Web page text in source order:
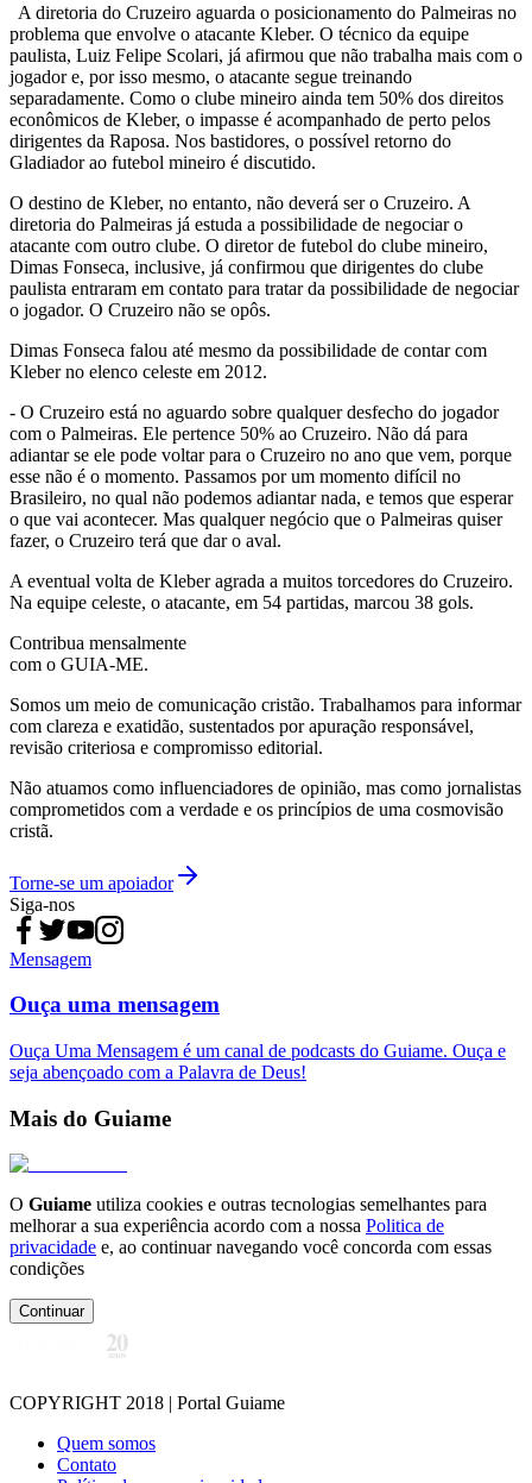
A diretoria do Cruzeiro aguarda o posicionamento do Palmeiras no
problema que envolve o atacante Kleber. O técnico da equipe
paulista, Luiz Felipe Scolari, já afirmou que não trabalha mais com o
jogador e, por isso mesmo, o atacante segue treinando
separadamente. Como o clube mineiro ainda tem 50% dos direitos
econômicos de Kleber, o impasse é acompanhado de perto pelos
dirigentes da Raposa. Nos bastidores, o possível retorno do
Gladiador ao futebol mineiro é discutido.
O destino de Kleber, no entanto, não deverá ser o Cruzeiro. A
diretoria do Palmeiras já estuda a possibilidade de negociar o
atacante com outro clube. O diretor de futebol do clube mineiro,
Dimas Fonseca, inclusive, já confirmou que dirigentes do clube
paulista entraram em contato para tratar da possibilidade de negociar
o jogador. O Cruzeiro não se opôs.
Dimas Fonseca falou até mesmo da possibilidade de contar com
Kleber no elenco celeste em 2012.
- O Cruzeiro está no aguardo sobre qualquer desfecho do jogador
com o Palmeiras. Ele pertence 50% ao Cruzeiro. Não dá para
adiantar se ele pode voltar para o Cruzeiro no ano que vem, porque
esse não é o momento. Passamos por um momento difícil no
Brasileiro, no qual não podemos adiantar nada, e temos que esperar
o que vai acontecer. Mas qualquer negócio que o Palmeiras quiser
fazer, o Cruzeiro terá que dar o aval.
A eventual volta de Kleber agrada a muitos torcedores do Cruzeiro.
Na equipe celeste, o atacante, em 54 partidas, marcou 38 gols.
Contribua mensalmente
com o GUIA-ME.
Somos um meio de comunicação cristão. Trabalhamos para informar
com clareza e exatidão, sustentados por apuração responsável,
revisão criteriosa e compromisso editorial.
Não atuamos como influenciadores de opinião, mas como jornalistas
comprometidos com a verdade e os princípios de uma cosmovisão
cristã.
Torne-se um apoiador
Siga-nos
Mensagem
Ouça uma mensagem
Ouça Uma Mensagem é um canal de podcasts do Guiame. Ouça e
seja abençoado com a Palavra de Deus!
Mais do Guiame
O Guiame utiliza cookies e outras tecnologias semelhantes para
melhorar a sua experiência acordo com a nossa Politica de
privacidade e, ao continuar navegando você concorda com essas
condições
Continuar
COPYRIGHT 2018 | Portal Guiame
Quem somos
Contato